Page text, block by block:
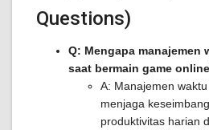
Questions)
Q: Mengapa manajemen
saat bermain game
A: Manajemen
menjaga
produktivitas harian